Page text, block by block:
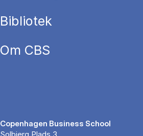
Bibliotek
Om CBS
Copenhagen Business School